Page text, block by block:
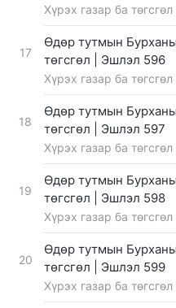
Хүрэх газар ба төгсгөл
17
Өдөр тутмын
төгсгөл | Эшлэл 596
Хүрэх газар ба төгсгөл
18
Өдөр тутмын
төгсгөл | Эшлэл 597
Хүрэх газар ба төгсгөл
19
Өдөр тутмын
төгсгөл | Эшлэл 598
Хүрэх газар ба төгсгөл
20
Өдөр тутмын
төгсгөл | Эшлэл 599
Хүрэх газар ба төгсгөл